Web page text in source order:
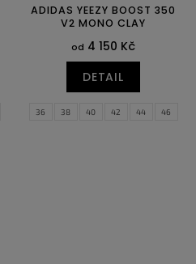
ADIDAS YEEZY BOOST 350
V2 MONO CLAY
od 4 150 Kč
DETAIL
36 38 40 42 44
46